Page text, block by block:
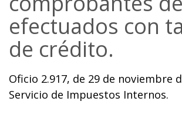
efectuados con
de crédito.
Oficio 2.917, de 29 de noviembre
Servicio de Impuestos Internos.